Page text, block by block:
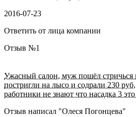
2016-07-23
Ответить от лица компании
Отзыв №1
Ужасный салон, муж пошёл стричься
постригли на лысо и содрали 230
работники не знают что насадка 3
Отзыв написал "Олеся Погонцева"